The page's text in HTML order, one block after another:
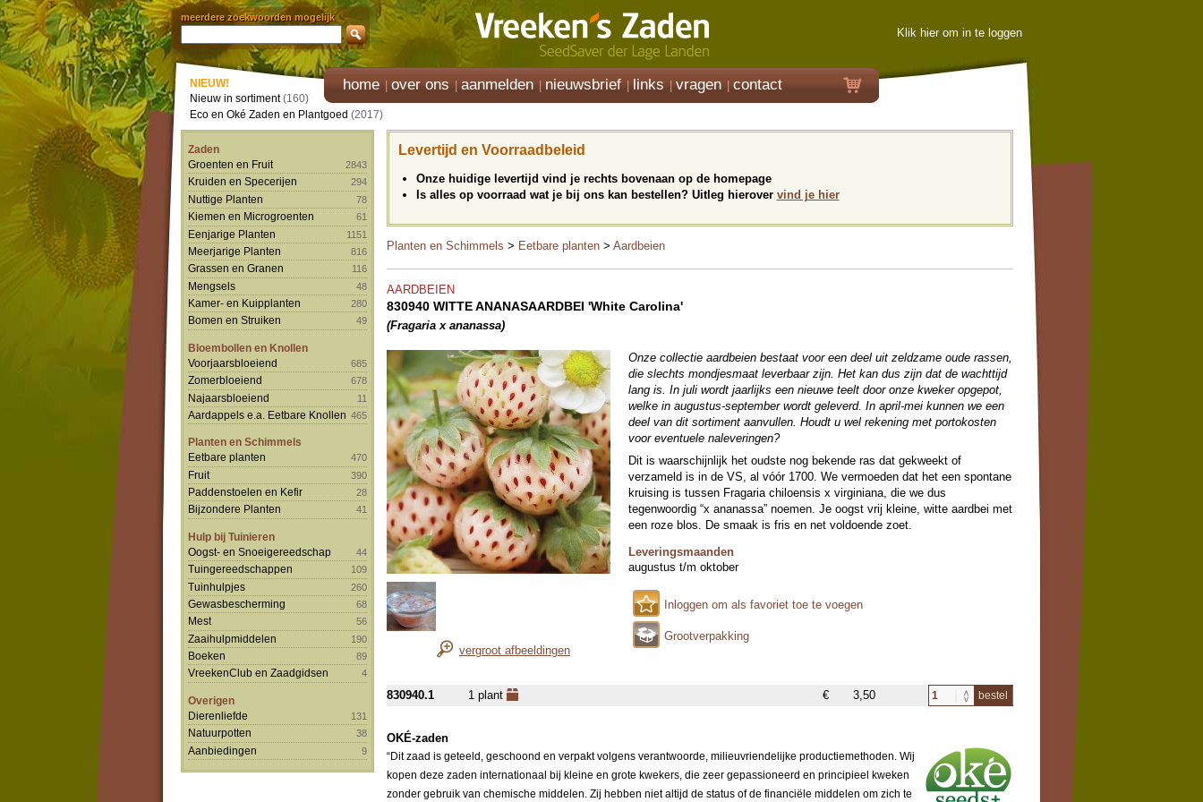
meerdere zoekwoorden mogelijk
Klik hier om in te loggen
home over ons aanmelden nieuwsbrief links vragen contact
NIEUW!
Nieuw in sortiment(160)
Eco en Oké Zaden en Plantgoed (2017)
Zaden
Groenten en Fruit
2843
Kruiden en Specerijen 294
Nuttige Planten 78
Kiemen en Microgroenten 61
Eenjarige Planten 1151
Meerjarige Planten 816
Grassen en Granen 116
Mengsels 48
Kamer- en Kuipplanten 280
Bomen en Struiken 49
Bloembollen en Knollen
Voorjaarsbloeiend
685
Zomerbloeiend 678
Najaarsbloeiend 11
Aardappels e.a. Eetbare Knollen 465
Planten en Schimmels
Eetbare planten
470
Fruit 390
Paddenstoelen en Kefir 28
Bijzondere Planten 41
Hulp bij Tuinieren
Oogst- en Snoeigereedschap
44
Tuingereedschappen 109
Tuinhulpjes 260
Gewasbescherming 68
Mest 56
Zaaihulpmiddelen 190
Boeken 89
VreekenClub en Zaadgidsen 4
Overigen
Dierenliefde
131
Natuurpotten 38
Aanbiedingen 9
Levertijd en Voorraadbeleid
Onze huidige levertijd vind je rechts bovenaan op de homepage
Is alles op voorraad wat je bij ons kan bestellen? Uitleg hierover vind je hier
Planten en Schimmels > Eetbare planten > Aardbeien
AARDBEIEN
830940 WITTE ANANASAARDBEI 'White Carolina'
(Fragaria x ananassa)
vergroot afbeeldingen
Onze collectie aardbeien bestaat voor een deel uit zeldzame oude rassen,
die slechts mondjesmaat leverbaar zijn. Het kan dus zijn dat de wachttijd
lang is. In juli wordt jaarlijks een nieuwe teelt door onze kweker opgepot,
welke in augustus-september wordt geleverd. In april-mei kunnen we een
deel van dit sortiment aanvullen. Houdt u wel rekening met portokosten
voor eventuele naleveringen?
Dit is waarschijnlijk het oudste nog bekende ras dat gekweekt of
verzameld is in de VS, al vóór 1700. We vermoeden dat het een spontane
kruising is tussen Fragaria chiloensis x virginiana, die we dus
tegenwoordig “x ananassa” noemen. Je oogst vrij kleine, witte aardbei met
een roze blos. De smaak is fris en net voldoende zoet.
Leveringsmaanden
augustus t/m oktober
Inloggen om als favoriet toe te voegen
Grootverpakking
830940.1 1 plant € 3,50 bestel
OKÉ-zaden
“Dit zaad is geteeld, geschoond en verpakt volgens verantwoorde, milieuvriendelijke productiemethoden. Wij
kopen deze zaden internationaal bij kleine en grote kwekers, die zeer gepassioneerd en principieel kweken
zonder gebruik van chemische middelen. Zij hebben niet altijd de status of de financiële middelen om zich te